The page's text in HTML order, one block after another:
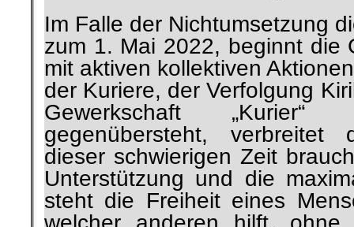
Im Falle der Nichtumsetzung
zum 1. Mai 2022, beginnt die
mit aktiven kollektiven
der Kuriere, der Verfolgung
Gewerkschaft „Kurier“
gegenübersteht,
dieser schwierigen Zeit
Unterstützung und die
steht die Freiheit eines